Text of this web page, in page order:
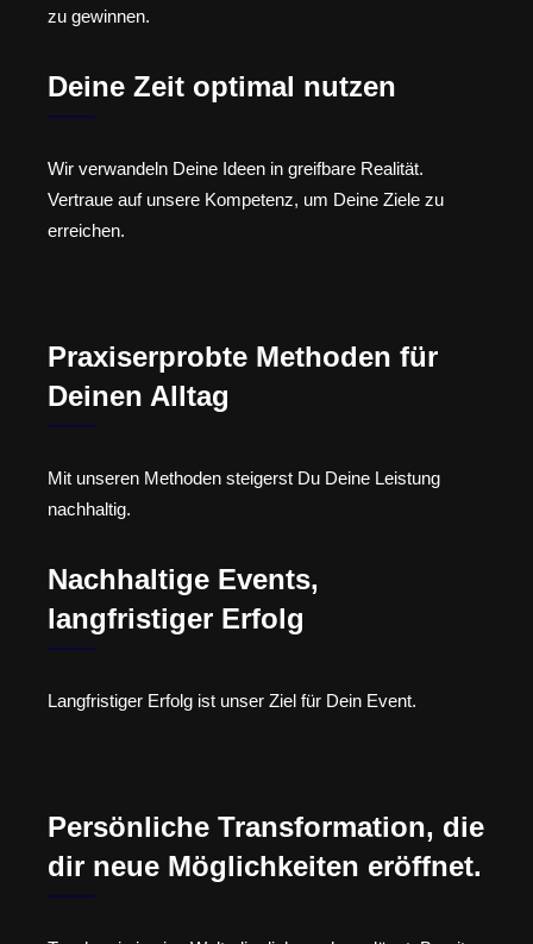
zu gewinnen.
Deine Zeit optimal nutzen
Wir verwandeln Deine Ideen in greifbare Realität.
Vertraue auf unsere Kompetenz, um Deine Ziele zu
erreichen.
Praxiserprobte Methoden für
Deinen Alltag
Mit unseren Methoden steigerst Du Deine Leistung
nachhaltig.
Nachhaltige Events,
langfristiger Erfolg
Langfristiger Erfolg ist unser Ziel für Dein Event.
Persönliche Transformation, die
dir neue Möglichkeiten eröffnet.